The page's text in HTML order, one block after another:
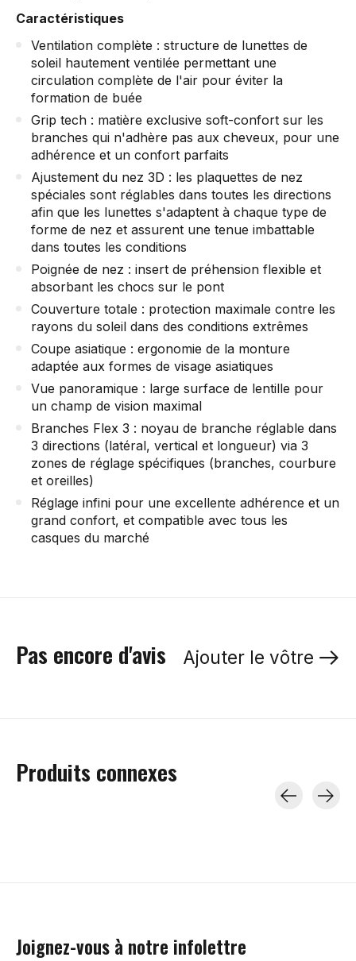
Caractéristiques
Ventilation complète : structure de lunettes de
soleil hautement ventilée permettant une
circulation complète de l'air pour éviter la
formation de buée
Grip tech : matière exclusive soft-confort sur les
branches qui n'adhère pas aux cheveux, pour une
adhérence et un confort parfaits
Ajustement du nez 3D : les plaquettes de nez
spéciales sont réglables dans toutes les directions
afin que les lunettes s'adaptent à chaque type de
forme de nez et assurent une tenue imbattable
dans toutes les conditions
Poignée de nez : insert de préhension flexible et
absorbant les chocs sur le pont
Couverture totale : protection maximale contre les
rayons du soleil dans des conditions extrêmes
Coupe asiatique : ergonomie de la monture
adaptée aux formes de visage asiatiques
Vue panoramique : large surface de lentille pour
un champ de vision maximal
Branches Flex 3 : noyau de branche réglable dans
3 directions (latéral, vertical et longueur) via 3
zones de réglage spécifiques (branches, courbure
et oreilles)
Réglage infini pour une excellente adhérence et un
grand confort, et compatible avec tous les
casques du marché
Pas encore d'avis Ajouter le vôtre
Produits connexes
Joignez-vous à notre infolettre